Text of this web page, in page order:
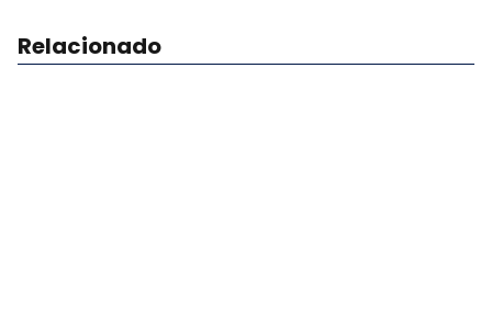
Relacionado